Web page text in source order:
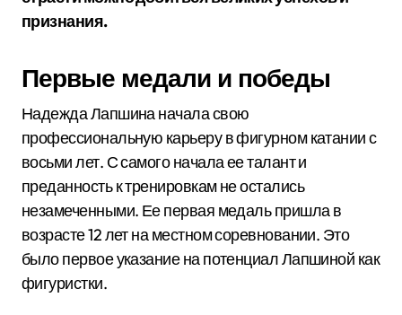
признания.
Первые медали и победы
Надежда Лапшина начала свою
профессиональную карьеру в фигурном катании с
восьми лет. С самого начала ее талант и
преданность к тренировкам не остались
незамеченными. Ее первая медаль пришла в
возрасте 12 лет на местном соревновании. Это
было первое указание на потенциал Лапшиной как
фигуристки.